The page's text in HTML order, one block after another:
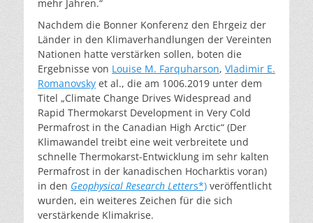
mehr Jahren.“
Nachdem die Bonner Konferenz den Ehrgeiz der
Länder in den Klimaverhandlungen der Vereinten
Nationen hatte verstärken sollen, boten die
Ergebnisse von Louise M. Farquharson, Vladimir E.
Romanovsky et al., die am 1006.2019 unter dem
Titel „Climate Change Drives Widespread and
Rapid Thermokarst Development in Very Cold
Permafrost in the Canadian High Arctic“ (Der
Klimawandel treibt eine weit verbreitete und
schnelle Thermokarst-Entwicklung im sehr kalten
Permafrost in der kanadischen Hocharktis voran)
in den Geophysical Research Letters*) veröffentlicht
wurden, ein weiteres Zeichen für die sich
verstärkende Klimakrise.